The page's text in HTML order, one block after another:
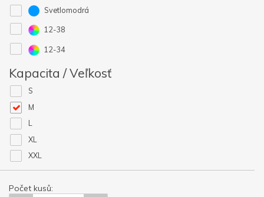
Svetlomodrá
12-38
12-34
Kapacita / Veľkosť
S
M
L
XL
XXL
Počet kusů: